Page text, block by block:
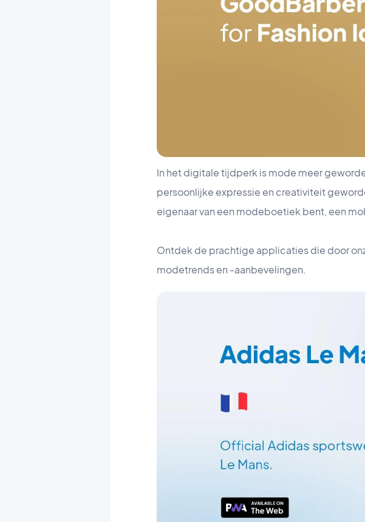
In het digitale tijdperk is mode meer
persoonlijke expressie en creativiteit
eigenaar van een modeboetiek bent, een
Ontdek de prachtige applicaties die door
modetrends en -aanbevelingen.